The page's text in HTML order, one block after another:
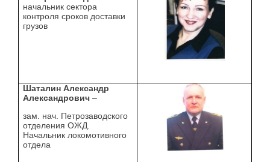
начальник сектора
контроля сроков доставки
грузов
Шаталин Александр
Александрович –
зам. нач. Петрозаводского
отделения ОЖД.
Начальник локомотивного
отдела